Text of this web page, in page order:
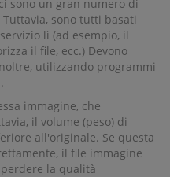
sono un gran numero di
sono tutti basati
lì (ad esempio, il
il file, ecc.) Devono
utilizzando programmi
immagine, che
il volume (peso) di
all'originale. Se questa
il file immagine
la qualità